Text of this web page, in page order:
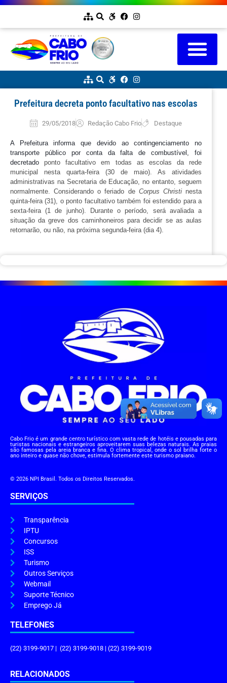
Prefeitura decreta ponto facultativo nas escolas
29/05/2018 Redação Cabo Frio Destaque
A Prefeitura informa que devido ao contingenciamento no
transporte público por conta da falta de combustível, foi
decretado ponto facultativo em todas as escolas da rede
municipal nesta quarta-feira (30 de maio). As atividades
administrativas na Secretaria de Educação, no entanto, seguem
normalmente. Considerando o feriado de Corpus Christi nesta
quinta-feira (31), o ponto facultativo também foi estendido para a
sexta-feira (1 de junho). Durante o período, será avaliada a
situação da greve dos caminhoneiros para decidir se as aulas
retornarão, ou não, na próxima segunda-feira (dia 4).
Cabo Frio é um grande centro turístico com vasta rede de hotéis e pousadas para
turistas nacionais e estrangeiros aproveitarem suas belezas naturais. As praias
são famosas pela areia branca e fina. O clima tropical, onde o sol brilha forte o
ano inteiro e quase não chove, estimula fortemente este turismo praiano.
© 2026 NPI Brasil. Todos os Direitos Reservados.
SERVIÇOS
Transparência
IPTU
Concursos
ISS
Turismo
Outros Serviços
Webmail
Suporte Técnico
Emprego Já
TELEFONES
(22) 3199-9017 | (22) 3199-9018 | (22) 3199-9019
RELACIONADOS